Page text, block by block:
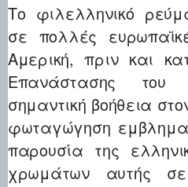
Το φιλελληνικό
σε πολλές
Αμερική, πριν και
Επανάστασης του
σημαντική βοήθεια
φωταγώγηση
παρουσία της
χρωμάτων αυτής